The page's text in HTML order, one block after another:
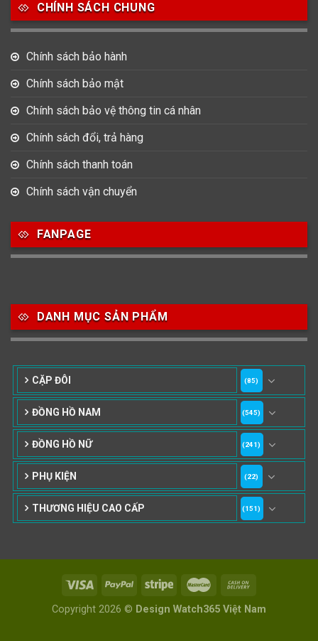
17
Bát Giác Mặt tròn Mặt vuông
15
Chất liệu dây
73
Dây Kim Loại Dây Mess
Size Mặt
107
37-39mm
170
40mm 41mm
42mm 43mm 44-47mm
10
48-52mm
1
CHÍNH SÁCH CHUNG
Chính sách bảo hành
Chính sách bảo mật
Chính sách bảo vệ thông tin cá nhân
Chính sách đổi, trả hàng
Chính sách thanh toán
Chính sách vận chuyển
FANPAGE
DANH MỤC SẢN PHẨM
CẶP ĐÔI (85)
ĐỒNG HỒ NAM (545)
ĐỒNG HỒ NỮ (241)
PHỤ KIỆN (22)
THƯƠNG HIỆU CAO CẤP (151)
Copyright 2026 © Design Watch365 Việt Nam